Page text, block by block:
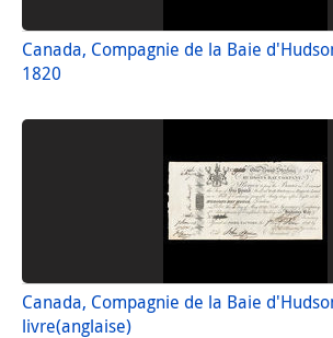
Canada, Compagnie de la Baie
1820
Canada, Compagnie de la Baie
livre(anglaise)